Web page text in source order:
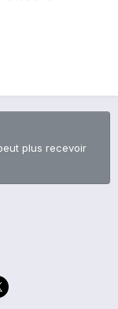
plus recevoir